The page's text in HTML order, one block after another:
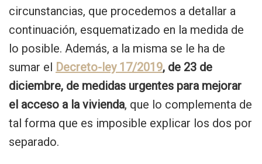
circunstancias, que procedemos a detallar a
continuación, esquematizado en la medida de
lo posible. Además, a la misma se le ha de
sumar el Decreto-ley 17/2019, de 23 de
diciembre, de medidas urgentes para mejorar
el acceso a la vivienda, que lo complementa de
tal forma que es imposible explicar los dos por
separado.